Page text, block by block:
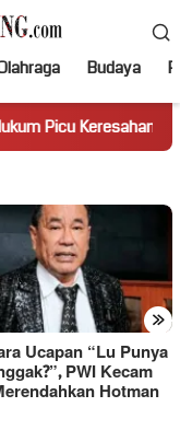
Budaya
»
Ucapan “Lu Punya
PWI Kecam
Hotman